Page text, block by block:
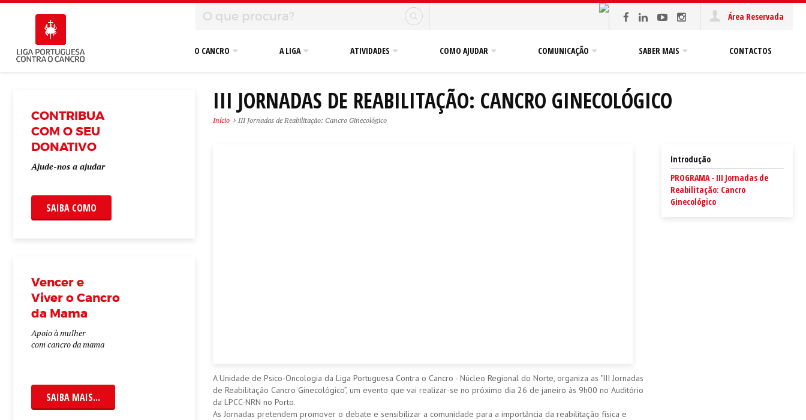
Área Reservada
O CANCRO A LIGA ATIVIDADES COMO AJUDAR COMUNICAÇÃO SABER MAIS CONTACTOS
CONTRIBUA
COM O SEU
DONATIVO
Ajude-nos a ajudar
SAIBA COMO
Vencer e
Viver o Cancro
da Mama
Apoio à mulher
com cancro da mama
SAIBA MAIS...
III JORNADAS DE REABILITAÇÃO: CANCRO GINECOLÓGICO
Início III Jornadas de Reabilitação: Cancro Ginecológico
A Unidade de Psico-Oncologia da Liga Portuguesa Contra o Cancro - Núcleo Regional do Norte, organiza as "III Jornadas
de Reabilitação Cancro Ginecológico”, um evento que vai realizar-se no próximo dia 26 de janeiro às 9h00 no Auditório
da LPCC-NRN no Porto.
As Jornadas pretendem promover o debate e sensibilizar a comunidade para a importância da reabilitação física e
Introdução
PROGRAMA - III Jornadas de
Reabilitação: Cancro
Ginecológico